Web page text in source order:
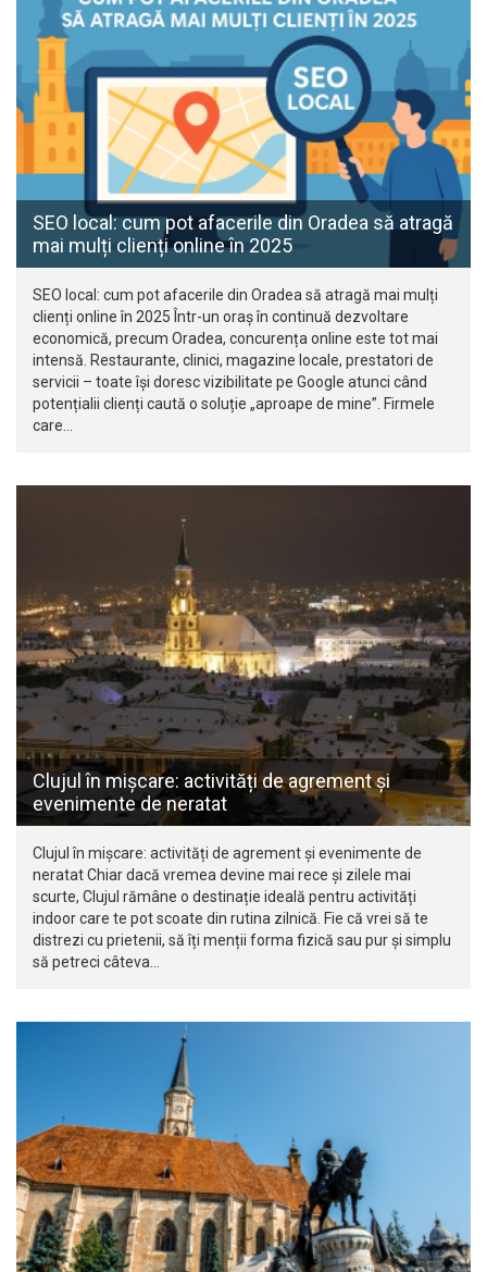
SEO local: cum pot afacerile din Oradea să atragă
mai mulți clienți online în 2025
SEO local: cum pot afacerile din Oradea să atragă mai mulți
clienți online în 2025 Într-un oraș în continuă dezvoltare
economică, precum Oradea, concurența online este tot mai
intensă. Restaurante, clinici, magazine locale, prestatori de
servicii – toate își doresc vizibilitate pe Google atunci când
potențialii clienți caută o soluție „aproape de mine”. Firmele
care…
Clujul în mișcare: activități de agrement și
evenimente de neratat
Clujul în mișcare: activități de agrement și evenimente de
neratat Chiar dacă vremea devine mai rece și zilele mai
scurte, Clujul rămâne o destinație ideală pentru activități
indoor care te pot scoate din rutina zilnică. Fie că vrei să te
distrezi cu prietenii, să îți menții forma fizică sau pur și simplu
să petreci câteva…